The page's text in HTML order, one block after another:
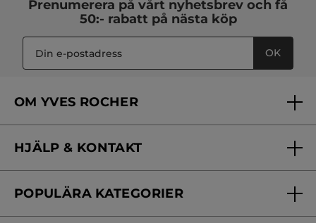
Prenumerera på vårt nyhetsbrev och få
50:- rabatt på nästa köp
OK
OM YVES ROCHER
Vårt engagemang
Skönhetstips
HJÄLP & KONTAKT
Kontakta oss
POPULÄRA KATEGORIER